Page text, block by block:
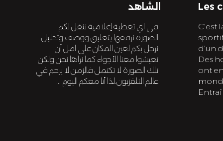
Les
C'est
d'un
Des
ont
الشاهد
في اي تغطية إعلامية ننقل لكم
الصورة نرفقها بتعليق ووصف وتحليل
نرحل بكم لعين المكان على امل أن
تعيشوا معنا الأجواء كما نراها نحن ولكن
تلك الصورة لا تكتمل فالزمن لا يرحم في
عالم التلفزيون.لذا أنا معكم اليوم ...